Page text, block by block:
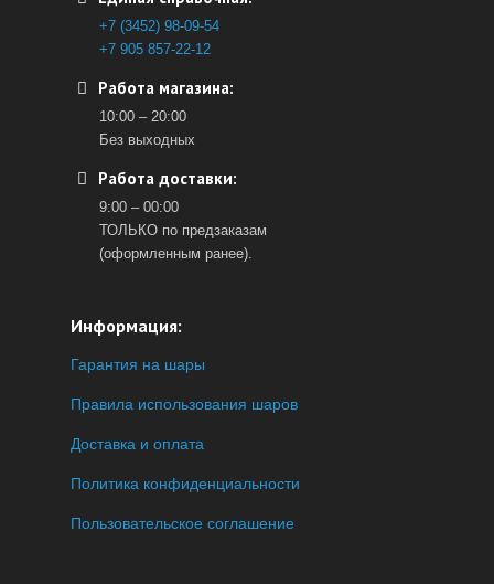
+7 (3452) 98-09-54
+7 905 857-22-12
Работа магазина:
10:00 – 20:00
Без выходных
Работа доставки:
9:00 – 00:00
ТОЛЬКО по предзаказам
(оформленным ранее).
Информация:
Гарантия на шары
Правила использования шаров
Доставка и оплата
Политика конфиденциальности
Пользовательское соглашение